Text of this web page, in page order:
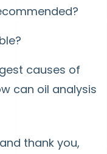
causes of
can oil analysis
thank you,